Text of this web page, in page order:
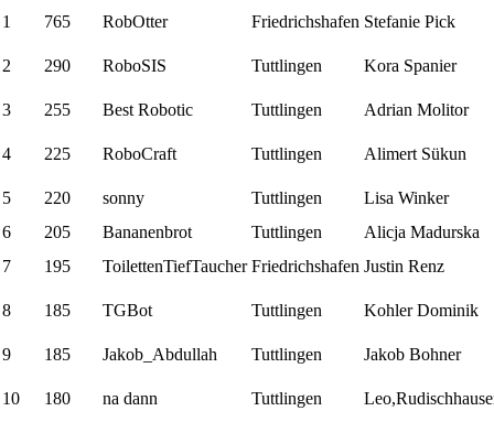
1
765 RobOtter Friedrichshafen Stefanie Pick
2 290 RoboSIS Tuttlingen Kora Spanier
3 255 Best Robotic Tuttlingen Adrian Molitor
4 225 RoboCraft Tuttlingen Alimert Sükun
5 220 sonny Tuttlingen
Lisa Winker
6
205 Bananenbrot Tuttlingen
Alicja Madurska
7
195 ToilettenTiefTaucher Friedrichshafen Justin Renz
8 185 TGBot Tuttlingen Kohler Dominik
9 185 Jakob_Abdullah Tuttlingen Jakob Bohner
10 180 na dann Tuttlingen